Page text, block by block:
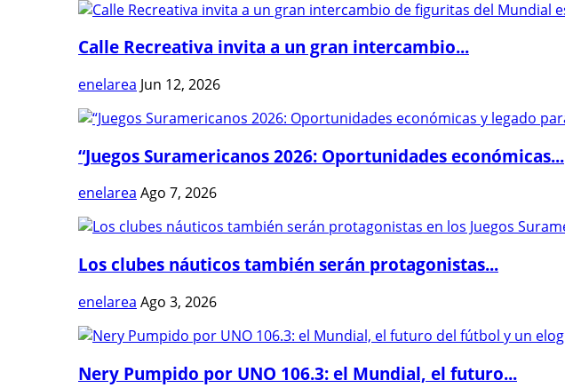
Calle Recreativa invita a un gran intercambio...
enelarea Jun 12, 2026
“Juegos Suramericanos 2026: Oportunidades económicas...
enelarea Ago 7, 2026
Los clubes náuticos también serán protagonistas...
enelarea Ago 3, 2026
Nery Pumpido por UNO 106.3: el Mundial, el futuro...